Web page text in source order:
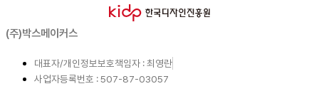
(주)박스메이커스
대표자/개인정보보호책임자 : 최영란
사업자등록번호 : 507-87-03057